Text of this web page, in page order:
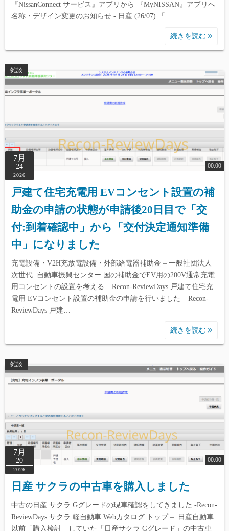
『NissanConnect サービス』アプリから 『MyNISSAN』アプリへ
名称・デザイン変更のお知らせ - 日産 (26/07) 「…
続きを読む
雑談
7月
24
2026
00:00
戸建て住宅充電用 EVコンセント設置の補
助金の申請の状態が申請後20日目で「交
付:到着確認中」から「交付決定通知準備
中」になりました
充電設備・V2H充放電設備・外部給電器補助金 – 一般社団法人
次世代 自動車振興センター 国の補助金でEV用の200V通常充電
用コンセントの設置を考える – Recon-ReviewDays 戸建て住宅充
電用 EVコンセント設置の補助金の申請を行いました – Recon-
ReviewDays 戸建…
続きを読む
雑談
7月
20
2026
00:00
日産 サクラの中古車を購入しました
中古の日産 サクラ Gグレードの現車確認をしてきました -Recon-
ReviewDays サクラ 軽自動車 Webカタログ トップ – 日産自動車
以前「購入検討」していた「日産サクラ Gグレード」の中古車